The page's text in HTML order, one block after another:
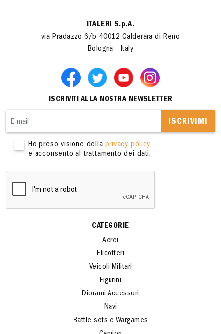
ITALERI S.p.A.
via Pradazzo 6/b 40012 Calderara di Reno
Bologna - Italy
ISCRIVITI ALLA NOSTRA NEWSLETTER
ISCRIVIMI
Ho preso visione dellaprivacy policy
e acconsento al trattamento dei dati.
CATEGORIE
Aerei
Elicotteri
Veicoli Militari
Figurini
Diorami Accessori
Navi
Battle sets e Wargames